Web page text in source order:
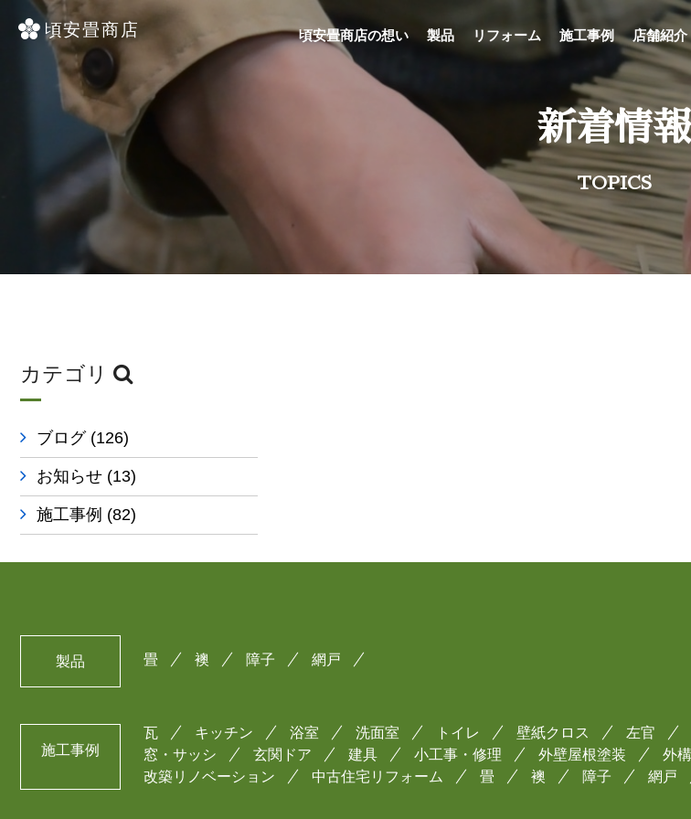
頃安畳商店の想い 製品 リフォーム 施工事例 店舗紹介
新着情報
TOPICS
カテゴリ
ブログ (126)
お知らせ (13)
施工事例 (82)
製品 畳 襖 障子 網戸
施工事例
瓦 キッチン 浴室 洗面室 トイレ 壁紙クロス 左官
窓・サッシ
玄関ドア 建具 小工事・修理 外壁屋根塗装 外
改築リノベーション
中古住宅リフォーム 畳 襖 障子 網戸